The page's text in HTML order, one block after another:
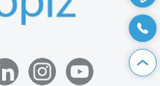
ピーズは
の先にある感動を創造します。